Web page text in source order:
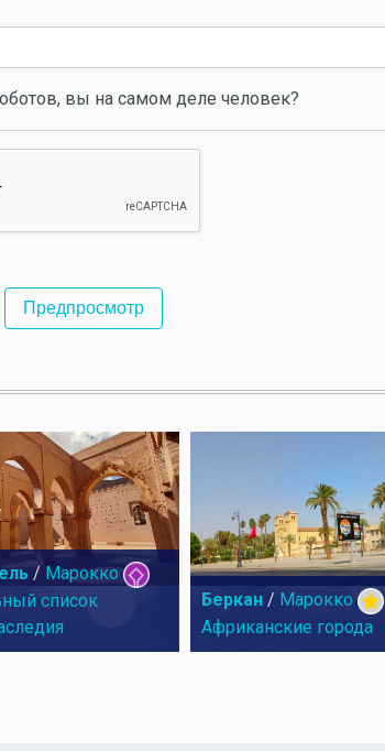
вы на самом деле человек?
/ Марокко
список
Беркан / Марокко
Африканские города